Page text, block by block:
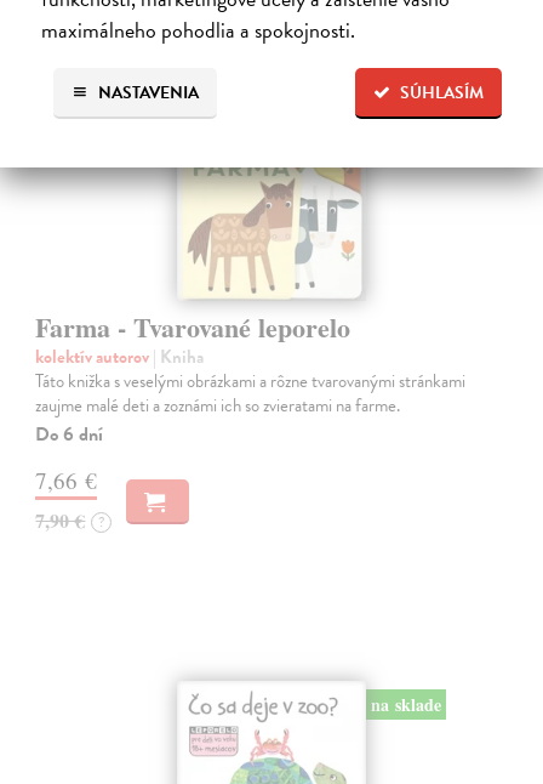
maximálneho pohodlia a spokojnosti.
SÚHLASÍM
NASTAVENIA
Farma - Tvarované leporelo
kolektív autorov| Kniha
Táto knižka s veselými obrázkami a rôzne tvarovanými stránkami
zaujme malé deti a zoznámi ich so zvieratami na farme.
Do 6 dní
7,66 €
7,90 € ?
na sklade